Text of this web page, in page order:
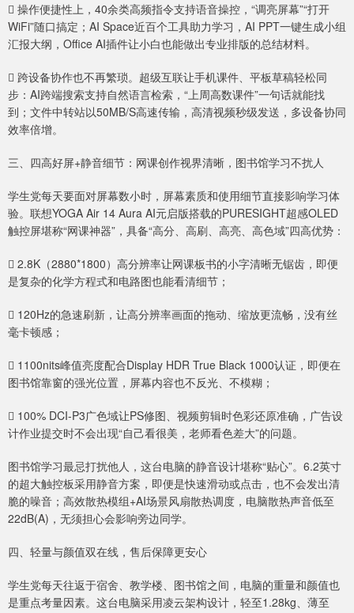
 操作便捷性上，40余类高频指令支持语音操控，“调亮屏幕”“打开
WiFi”随口搞定；AI Space近百个工具助力学习，AI PPT一键生成小组
汇报大纲，Office AI插件让小白也能做出专业排版的总结材料。
 跨设备协作也不再繁琐。超级互联让手机课件、平板草稿轻松同
步：AI跨端搜索支持自然语言检索，“上周高数课件”一句话就能找
到；文件中转站以50MB/S高速传输，高清视频秒级发送，多设备协同
效率倍增。
三、四高好屏+静音细节：网课创作视界清晰，图书馆学习不扰人
学生党每天要面对屏幕数小时，屏幕素质和使用细节直接影响学习体
验。联想YOGA Air 14 Aura AI元启版搭载的PURESIGHT超感OLED
触控屏堪称“网课神器”，具备“高分、高刷、高亮、高色域”四高优势：
 2.8K（2880*1800）高分辨率让网课板书的小字清晰无锯齿，即便
是复杂的化学方程式和电路图也能看清细节；
 120Hz的急速刷新，让高分辨率画面的拖动、缩放更流畅，没有丝
毫卡顿感；
 1100nits峰值亮度配合Display HDR True Black 1000认证，即便在
图书馆靠窗的强光位置，屏幕内容也不反光、不模糊；
 100% DCI-P3广色域让PS修图、视频剪辑时色彩还原准确，广告设
计作业提交时不会出现“自己看很美，老师看色差大”的问题。
图书馆学习最忌打扰他人，这台电脑的静音设计堪称“贴心”。6.2英寸
的超大触控板采用静音方案，即便是快速滑动或点击，也不会发出清
脆的噪音；高效散热模组+AI场景风扇散热调度，电脑散热声音低至
22dB(A)，无须担心会影响旁边同学。
四、轻量与颜值双在线，售后保障更安心
学生党每天往返于宿舍、教学楼、图书馆之间，电脑的重量和颜值也
是重点考量因素。这台电脑采用凌云架构设计，轻至1.28kg、薄至